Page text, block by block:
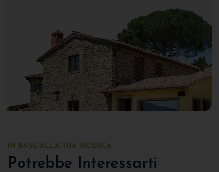
IN BASE ALLA TUA RICERCA
Potrebbe Interessarti